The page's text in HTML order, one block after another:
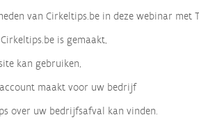
van Cirkeltips.be in deze webinar met
is gemaakt,
kan gebruiken,
maakt voor uw bedrijf
over uw bedrijfsafval kan vinden.